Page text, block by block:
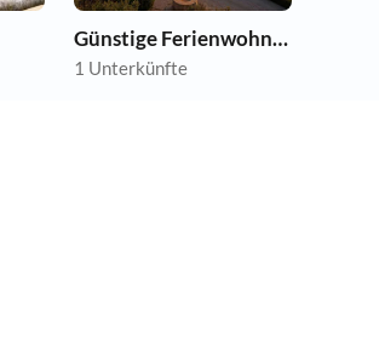
Günstige Ferienwohnungen
1 Unterkünfte